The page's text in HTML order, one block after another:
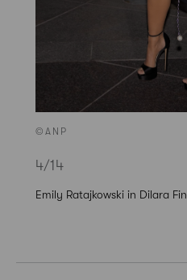
©ANP
4/14
Emily Ratajkowski in Dilara